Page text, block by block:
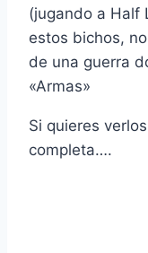
(jugando a Half
estos bichos,
de una guerra
«Armas»
Si quieres
completa….